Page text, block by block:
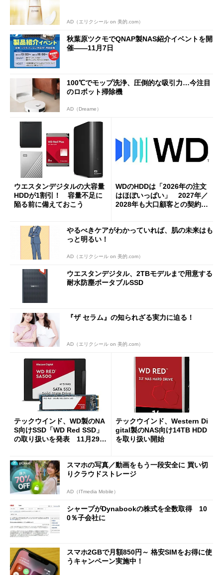
AD（エリクシール on 美的.com）
秋葉原ツクモでQNAP製NAS紹介イベントを開
催――11月7日
100℃でモップ洗浄、圧倒的な吸引力…今注目
のロボット掃除機
AD（Dreame）
ウエスタンデジタルの大容量
HDDが1割引！ 容量不足に
陥る前に備えておこう
WDのHDDは「2026年の注文
はほぼいっぱい」 2027年／
2028年も大口顧客との契約を
やるべきケアがわかっていれば、肌の未来はも
っと明るい！
AD（エリクシール on 美的.com）
ウエスタンデジタル、2TBモデルまで用意する
耐水防塵ポータブルSSD
『ザ セラム』の知られざる実力に迫る！
AD（エリクシール on 美的.com）
テックウインド、WD製のNA
S向けSSD「WD Red SSD」
の取り扱いを発表 11月29日
テックウインド、Western Di
gital製のNAS向け14TB HDD
を取り扱い開始
スマホの写真／動画をもう一段安全に 買い切
りクラウドストレージ
AD（ITmedia Mobile）
シャープがDynabookの株式を全数取得 10
0％子会社に
スマホ2GBで月額850円～ 格安SIMをお得に使
うキャンペーン実施中！